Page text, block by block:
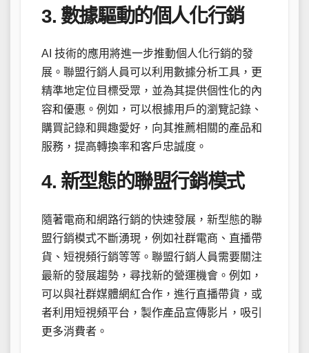
3. 數據驅動的個人化行銷
AI 技術的應用將進一步推動個人化行銷的發
展。聯盟行銷人員可以利用數據分析工具，更
精準地定位目標受眾，並為其提供個性化的內
容和優惠。例如，可以根據用戶的瀏覽記錄、
購買記錄和興趣愛好，向其推薦相關的產品和
服務，提高轉換率和客戶忠誠度。
4. 新型態的聯盟行銷模式
隨著電商和網路行銷的快速發展，新型態的聯
盟行銷模式不斷湧現，例如社群電商、直播帶
貨、短視頻行銷等等。聯盟行銷人員需要關注
最新的發展趨勢，尋找新的營運機會。例如，
可以與社群媒體網紅合作，進行直播帶貨，或
者利用短視頻平台，製作產品宣傳影片，吸引
更多消費者。